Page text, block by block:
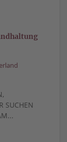
SUCHEN